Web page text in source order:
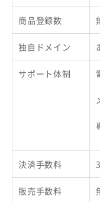
商品登録数
独自ドメイン
サポート体制
決済手数料
販売手数料